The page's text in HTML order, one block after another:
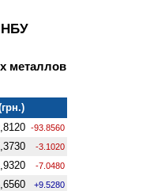
НБУ
металлов
-93.8560
-3.1020
-7.0480
+9.5280